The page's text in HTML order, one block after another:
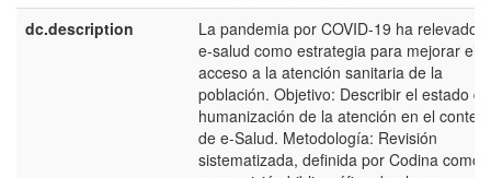
dc.description
La pandemia por COVID-19 ha relevado
e-salud como estrategia para mejorar el
acceso a la atención sanitaria de la
población. Objetivo: Describir el estado de
humanización de la atención en el
de e-Salud. Metodología: Revisión
sistematizada, definida por Codina como